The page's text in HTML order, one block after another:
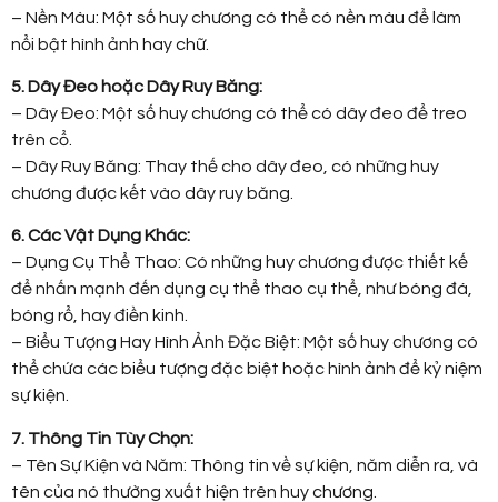
– Nền Màu: Một số huy chương có thể có nền màu để làm
nổi bật hình ảnh hay chữ.
5. Dây Đeo hoặc Dây Ruy Băng:
– Dây Đeo: Một số huy chương có thể có dây đeo để treo
trên cổ.
– Dây Ruy Băng: Thay thế cho dây đeo, có những huy
chương được kết vào dây ruy băng.
6. Các Vật Dụng Khác:
– Dụng Cụ Thể Thao: Có những huy chương được thiết kế
để nhấn mạnh đến dụng cụ thể thao cụ thể, như bóng đá,
bóng rổ, hay điền kinh.
– Biểu Tượng Hay Hình Ảnh Đặc Biệt: Một số huy chương có
thể chứa các biểu tượng đặc biệt hoặc hình ảnh để kỷ niệm
sự kiện.
7. Thông Tin Tùy Chọn:
– Tên Sự Kiện và Năm: Thông tin về sự kiện, năm diễn ra, và
tên của nó thường xuất hiện trên huy chương.